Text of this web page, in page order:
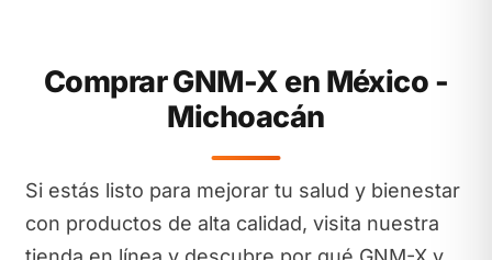
Comprar GNM-X en México -
Michoacán
Si estás listo para mejorar tu salud y bienestar
con productos de alta calidad, visita nuestra